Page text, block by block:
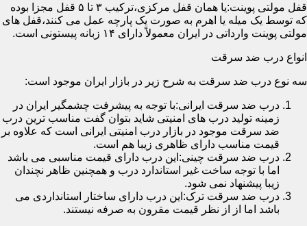
قفل مولتی پوینت:یا همان قفل مرکزی،ترکیب ۳ تا ۵ قفل مجزا بوده
که توسط یک میله یا اهرم به صورت یک پارچه عمل می کنند،قفل های
مولتی پوینت وارداتی در ایران معمولاً دارای ۱۴ زبانه پیستونی است.
انواع درب ضد سرقت
سه نوع درب ضد سرقت به شرح زیر در بازار ایران موجود است:
درب ضد سرقت ایرانی:با توجه به پیشرفت چشمگیر ایران در
زمینه تولید درب های امنیتی شاید بتوان گفت مناسب ترین درب
ضد سرقت موجود در بازار درب امنیتی ایرانی است که علاوه بر
قیمت مناسب دارای ظاهری زیبا هم است.
درب ضد سرقت چینی:این درب دارای قیمت مناسبی می باشد
اما با توجه ساخت غیر استاندارد درب و همچنین ظاهر نچندان
زیبا پیشنهاد نمی شود.
درب ضد سرقت ترک:این درب دارای ساختار استانداردی می
باشد اما از از نظر قیمت مقرون به صرفه نیستند.